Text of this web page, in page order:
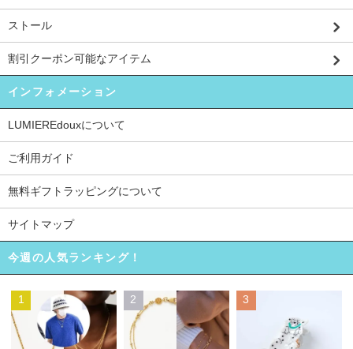
ストール
割引クーポン可能なアイテム
インフォメーション
LUMIEREdouxについて
ご利用ガイド
無料ギフトラッピングについて
サイトマップ
今週の人気ランキング！
1 2 3